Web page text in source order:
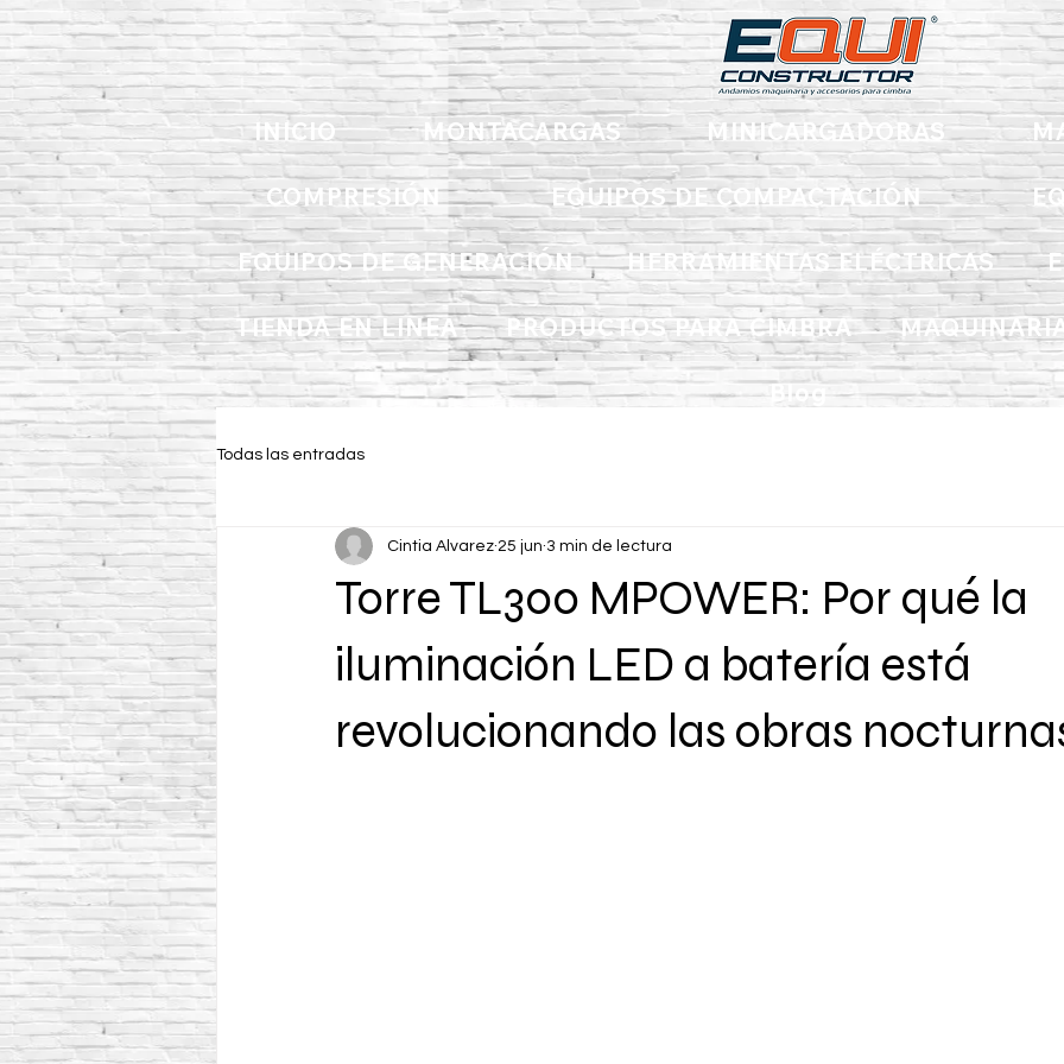
INICIO MONTACARGAS MINICARGADORAS
COMPRESIÓN EQUIPOS DE COMPACTACIÓN
EQUIPOS DE GENERACIÓN HERRAMIENTAS ELÉCTRICAS
TIENDA EN LINEA PRODUCTOS PARA CIMBRA
Blog
Todas las entradas
Torre TL300 MPOWER: Por qué la
iluminación LED a batería está
revolucionando las obras
Cintia Alvarez 25 jun 3 min de lectura